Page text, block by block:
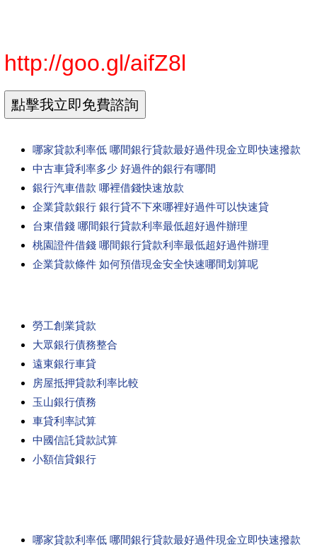
http://goo.gl/aifZ8l
哪家貸款利率低 哪間銀行貸款最好過件現金立即快速撥款
中古車貸利率多少 好過件的銀行有哪間
銀行汽車借款 哪裡借錢快速放款
企業貸款銀行 銀行貸不下來哪裡好過件可以快速貸
台東借錢 哪間銀行貸款利率最低超好過件辦理
桃園證件借錢 哪間銀行貸款利率最低超好過件辦理
企業貸款條件 如何預借現金安全快速哪間划算呢
勞工創業貸款
大眾銀行債務整合
遠東銀行車貸
房屋抵押貸款利率比較
玉山銀行債務
車貸利率試算
中國信託貸款試算
小額信貸銀行
哪家貸款利率低 哪間銀行貸款最好過件現金立即快速撥款